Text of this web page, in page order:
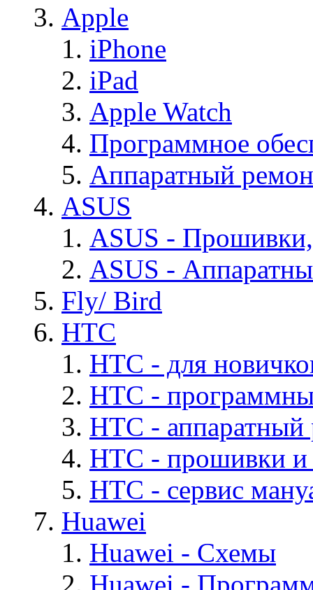
Apple
iPhone
iPad
Apple Watch
Программное
Аппаратный
ASUS
ASUS -
ASUS -
Fly/ Bird
HTC
HTC - для
HTC -
HTC - аппаратный
HTC - прошивки
HTC - cервис
Huawei
Huawei - Cхемы
Huawei -